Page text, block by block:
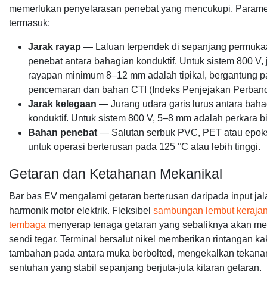
memerlukan penyelarasan penebat yang mencukupi.
termasuk:
Jarak rayap — Laluan terpendek di sepanjang
penebat antara bahagian konduktif. Untuk sistem 800 V,
rayapan minimum 8–12 mm adalah tipikal, bergantung
pencemaran dan bahan CTI (Indeks Penjejakan
Jarak kelegaan — Jurang udara garis lurus antara
konduktif. Untuk sistem 800 V, 5–8 mm adalah perkara
Bahan penebat — Salutan serbuk PVC, PET atau
untuk operasi berterusan pada 125 °C atau lebih tinggi.
Getaran dan Ketahanan Mekanikal
Bar bas EV mengalami getaran berterusan daripada input
harmonik motor elektrik. Fleksibel sambungan lembut
tembaga menyerap tenaga getaran yang sebaliknya akan
sendi tegar. Terminal bersalut nikel memberikan rintangan
tambahan pada antara muka berbolted, mengekalkan
sentuhan yang stabil sepanjang berjuta-juta kitaran getaran.